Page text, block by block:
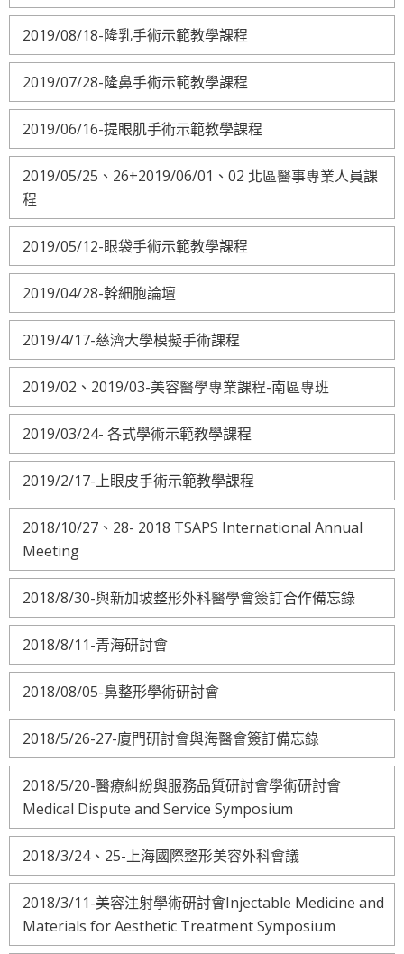
2019/08/18-隆乳手術示範教學課程
2019/07/28-隆鼻手術示範教學課程
2019/06/16-提眼肌手術示範教學課程
2019/05/25、26+2019/06/01、02 北區醫事專業人員課
程
2019/05/12-眼袋手術示範教學課程
2019/04/28-幹細胞論壇
2019/4/17-慈濟大學模擬手術課程
2019/02、2019/03-美容醫學專業課程-南區專班
2019/03/24- 各式學術示範教學課程
2019/2/17-上眼皮手術示範教學課程
2018/10/27、28- 2018 TSAPS International Annual
Meeting
2018/8/30-與新加坡整形外科醫學會簽訂合作備忘錄
2018/8/11-青海研討會
2018/08/05-鼻整形學術研討會
2018/5/26-27-廈門研討會與海醫會簽訂備忘錄
2018/5/20-醫療糾紛與服務品質研討會學術研討會
Medical Dispute and Service Symposium
2018/3/24、25-上海國際整形美容外科會議
2018/3/11-美容注射學術研討會Injectable Medicine and
Materials for Aesthetic Treatment Symposium